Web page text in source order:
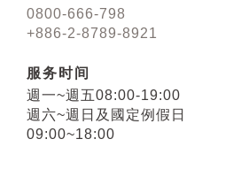
0800-666-798
+886-2-8789-8921
服务时间
週一~週五08:00-19:00
週六~週日及國定例假日
09:00~18:00